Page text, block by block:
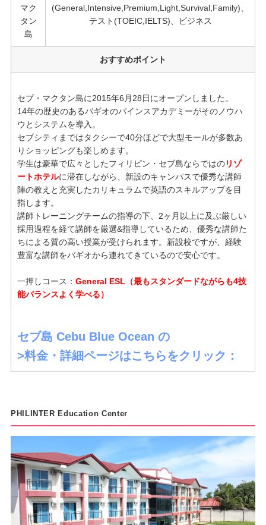
マク
タン
島
(General,Intensive,Premium,Light,Survival,Family)、
テスト(TOEIC,IELTS)、ビジネス
おすすめポイント
セブ・マクタン島に2015年6月28日にオープンしました。
14年の歴史のあるバギオのパインスアカデミーがそのノウハ
ウとシステムを導入。
セブシティまではタクシーで40分ほどで大型モールが多数あ
りショッピングも楽しめます。
学生は豪華で広々としたフィリピン・セブ島ならではのリゾ
ートホテルに滞在しながら、新設のキャンパスで優秀な講師
陣の教えと充実したカリキュラムで英語のスキルアップを目
指します。
講師トレーニングチームの指導の下、2ヶ月以上に及ぶ厳しい
採用過程を経て講師を厳選&指導しているため、優秀な講師た
ちによる質の高い授業が受けられます。新設校ですが、経験
豊富な講師をバギオから連れてきているので安心です。
一押しコース： General ESL（最もスタンダードながらも4技
能バランスよく学べる）
セブ島 Cebu Blue Ocean の
>料金・詳細ページはこちらをクリック：
PHILINTER Education Center